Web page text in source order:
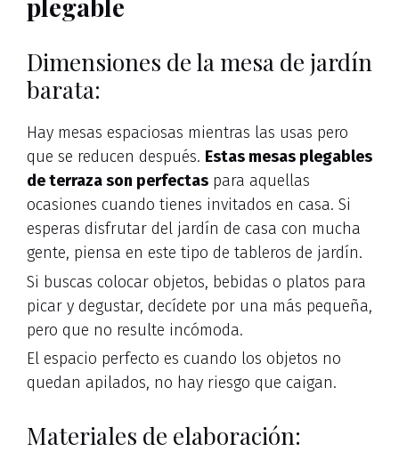
plegable
Dimensiones de la mesa de jardín
barata:
Hay mesas espaciosas mientras las usas pero
que se reducen después. Estas mesas plegables
de terraza son perfectas para aquellas
ocasiones cuando tienes invitados en casa. Si
esperas disfrutar del jardín de casa con mucha
gente, piensa en este tipo de tableros de jardín.
Si buscas colocar objetos, bebidas o platos para
picar y degustar, decídete por una más pequeña,
pero que no resulte incómoda.
El espacio perfecto es cuando los objetos no
quedan apilados, no hay riesgo que caigan.
Materiales de elaboración: